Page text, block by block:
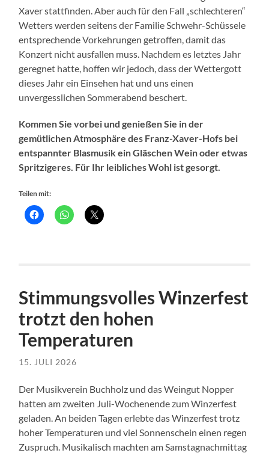
Xaver stattfinden. Aber auch für den Fall „schlechteren“
Wetters werden seitens der Familie Schwehr-Schüssele
entsprechende Vorkehrungen getroffen, damit das
Konzert nicht ausfallen muss. Nachdem es letztes Jahr
geregnet hatte, hoffen wir jedoch, dass der Wettergott
dieses Jahr ein Einsehen hat und uns einen
unvergesslichen Sommerabend beschert.
Kommen Sie vorbei und genießen Sie in der
gemütlichen Atmosphäre des Franz-Xaver-Hofs bei
entspannter Blasmusik ein Gläschen Wein oder etwas
Spritzigeres. Für Ihr leibliches Wohl ist gesorgt.
Teilen mit:
Stimmungsvolles Winzerfest
trotzt den hohen
Temperaturen
15. JULI 2026
Der Musikverein Buchholz und das Weingut Nopper
hatten am zweiten Juli-Wochenende zum Winzerfest
geladen. An beiden Tagen erlebte das Winzerfest trotz
hoher Temperaturen und viel Sonnenschein einen regen
Zuspruch. Musikalisch machten am Samstagnachmittag